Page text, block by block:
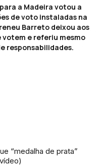
a Madeira votou a
de voto instaladas na
Barreto deixou aos
votem e referiu mesmo
responsabilidades.
“medalha de prata”